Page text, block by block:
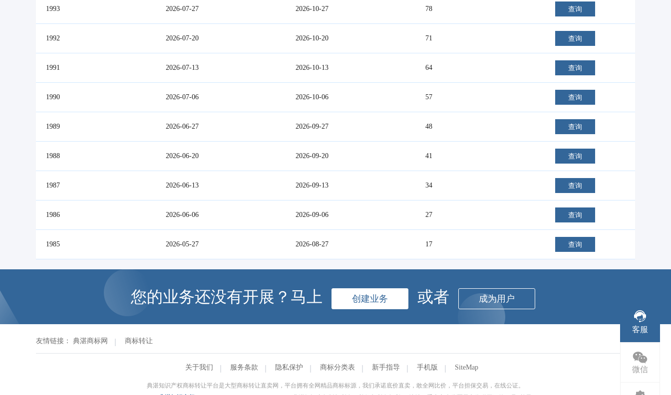
1993 2026-07-27 2026-10-27 78 查询
1992 2026-07-20 2026-10-20 71 查询
1991 2026-07-13 2026-10-13 64 查询
1990 2026-07-06 2026-10-06 57 查询
1989 2026-06-27 2026-09-27 48 查询
1988 2026-06-20 2026-09-20 41 查询
1987 2026-06-13 2026-09-13 34 查询
1986 2026-06-06 2026-09-06 27 查询
1985 2026-05-27 2026-08-27 17 查询
您的业务还没有开展？马上 创建业务 或者 成为用户
友情链接： 典湛商标网 商标转让
关于我们 服务条款 隐私保护 商标分类表 新手指导 手机版 SiteMap
典湛知识产权商标转让平台是大型商标转让直卖网，平台拥有全网精品商标标源，我们承诺底价直卖，敢全网比价，平台担保交易，在线公证。
客服
微信